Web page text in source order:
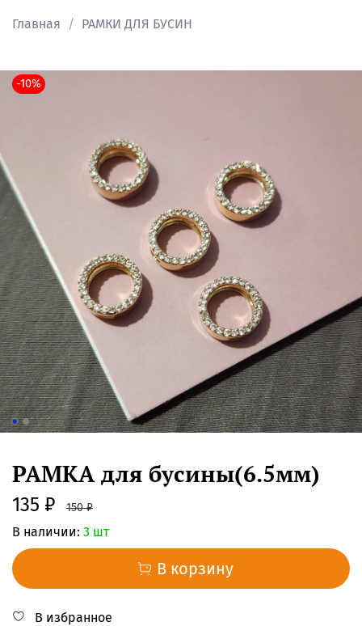
Главная РАМКИ ДЛЯ БУСИН
-10%
РАМКА для бусины(6.5мм)
135 ₽ 150 ₽
В наличии: 3 шт
В корзину
В избранное